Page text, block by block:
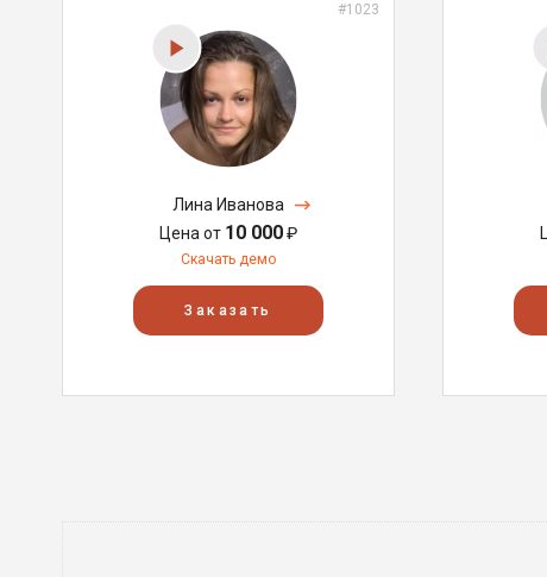
#1023
Лина Иванова
Цена от 10 000₽
Скачать демо
Заказать